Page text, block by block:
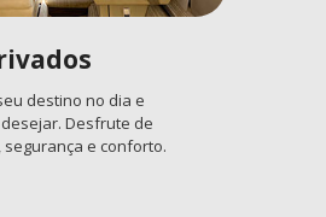
destino no dia e
Desfrute de
e conforto.